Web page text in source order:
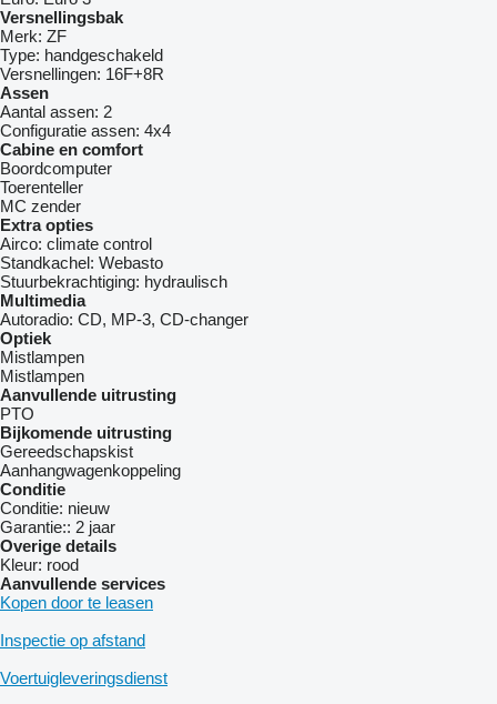
Versnellingsbak
Merk: ZF
Type: handgeschakeld
Versnellingen: 16F+8R
Assen
Aantal assen: 2
Configuratie assen: 4x4
Cabine en comfort
Boordcomputer
Toerenteller
MC zender
Extra opties
Airco: climate control
Standkachel: Webasto
Stuurbekrachtiging: hydraulisch
Multimedia
Autoradio: CD, MP-3, CD-changer
Optiek
Mistlampen
Mistlampen
Aanvullende uitrusting
PTO
Bijkomende uitrusting
Gereedschapskist
Aanhangwagenkoppeling
Conditie
Conditie: nieuw
Garantie:: 2 jaar
Overige details
Kleur: rood
Aanvullende services
Kopen door te leasen
Inspectie op afstand
Voertuigleveringsdienst